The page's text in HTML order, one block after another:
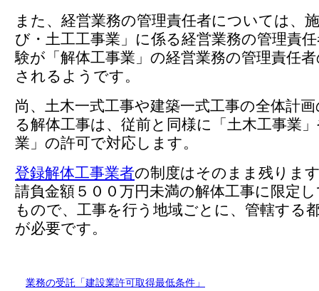
また、経営業務の管理責任者については、
び・土工工事業」に係る経営業務の管理責
験が「解体工事業」の経営業務の管理責任
されるようです。
尚、土木一式工事や建築一式工事の全体計
る解体工事は、従前と同様に「土木工事業
業」の許可で対応します。
登録解体工事業者の制度はそのまま残りま
請負金額５００万円未満の解体工事に限定
もので、工事を行う地域ごとに、管轄する
が必要です。
業務の受託「建設業許可取得最低条件」